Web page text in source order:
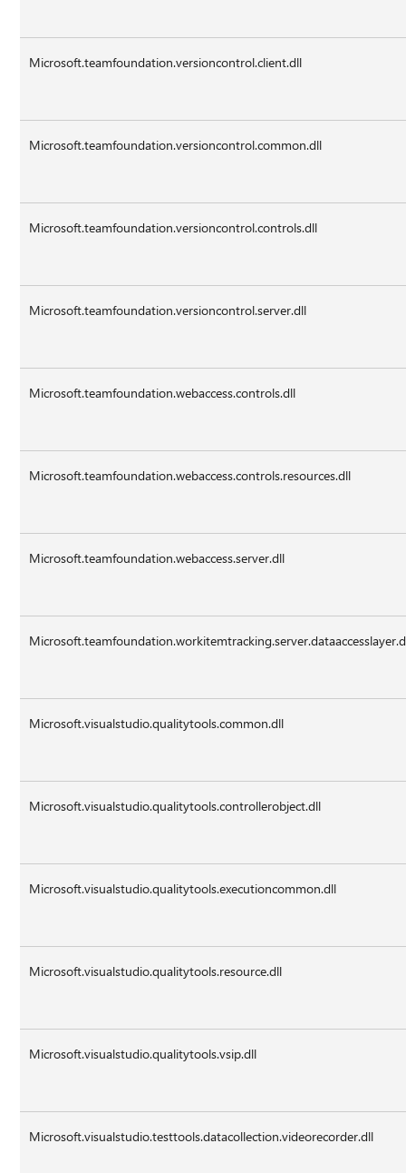
Microsoft.teamfoundation.versioncontrol.client.dll
Microsoft.teamfoundation.versioncontrol.common.dll
Microsoft.teamfoundation.versioncontrol.controls.dll
Microsoft.teamfoundation.versioncontrol.server.dll
Microsoft.teamfoundation.webaccess.controls.dll
Microsoft.teamfoundation.webaccess.controls.resources.dll
Microsoft.teamfoundation.webaccess.server.dll
Microsoft.visualstudio.qualitytools.common.dll
Microsoft.visualstudio.qualitytools.controllerobject.dll
Microsoft.visualstudio.qualitytools.executioncommon.dll
Microsoft.visualstudio.qualitytools.resource.dll
Microsoft.visualstudio.qualitytools.vsip.dll
Microsoft.visualstudio.testtools.datacollection.videorecorder.dll